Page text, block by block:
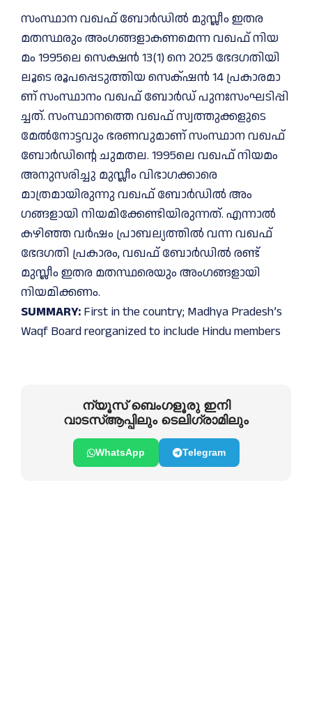
സംസ്ഥാന വഖഫ് ബോർഡിൽ മുസ്ലീം ഇതര
മതസ്ഥരും അംഗങ്ങളാകണമെന്ന വ​​​​ഖ​​​​ഫ് നി​​​​യ​​​​
മം 1995ലെ ​​​​സെ​​​​ക്ഷ​​​​ൻ 13(1) നെ 2025 ​​​​ഭേ​​​​ദ​​​​ഗ​​​​തി​​​​യി​​​​
ലൂ​​​​ടെ രൂ​​​​പ​​​​പ്പെ​​​​ടു​​​​ത്തി​​​​യ സെ​​​​ക്‌ഷൻ 14 പ്ര​​​​കാ​​​​ര​​​​മാ​​​​
ണ് സം​​​​സ്ഥാ​​​​നം വ​​​​ഖ​​​​ഫ് ബോ​​​​ർ​​​​ഡ് പു​​​നഃ​​​​സം​​​​ഘ​​​​ടി​​​​പ്പി​​​​
ച്ച​​​​ത്. സംസ്ഥാനത്തെ വഖഫ് സ്വത്തുക്കളുടെ
മേൽനോട്ടവും ഭരണവുമാണ് സംസ്ഥാന വഖഫ്
ബോ‍‍ർഡിന്റെ ചുമതല. 1995ലെ വഖഫ് നിയമം
അനുസരിച്ചു മുസ്ലീം വിഭാ​ഗക്കാരെ
മാത്രമായിരുന്നു വഖഫ് ബോർഡിൽ അം​
ഗങ്ങളായി നിയമിക്കേണ്ടിയിരുന്നത്. എന്നാൽ
കഴിഞ്ഞ വ‍‍ർഷം പ്രാബല്യത്തിൽ വന്ന വഖഫ്
ഭേദ​ഗതി പ്രകാരം, വഖഫ് ബോർഡിൽ രണ്ട്
മുസ്ലീം ഇതര മതസ്ഥരെയും അം​ഗങ്ങളായി
നിയമിക്കണം.
SUMMARY: First in the country; Madhya Pradesh’s
Waqf Board reorganized to include Hindu members
ന്യൂസ് ബെംഗളൂരു ഇനി
വാടസ്ആപ്പിലും ടെലിഗ്രാമിലും
WhatsApp Telegram